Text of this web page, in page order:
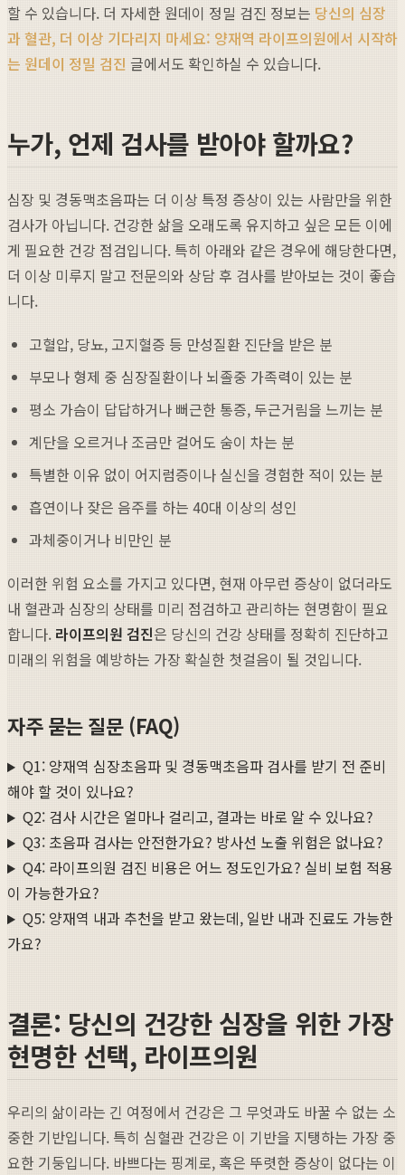
할 수 있습니다. 더 자세한 원데이 정밀 검진 정보는 당신의 심장
과 혈관, 더 이상 기다리지 마세요: 양재역 라이프의원에서 시작하
는 원데이 정밀 검진 글에서도 확인하실 수 있습니다.
누가, 언제 검사를 받아야 할까요?
심장 및 경동맥초음파는 더 이상 특정 증상이 있는 사람만을 위한
검사가 아닙니다. 건강한 삶을 오래도록 유지하고 싶은 모든 이에
게 필요한 건강 점검입니다. 특히 아래와 같은 경우에 해당한다면,
더 이상 미루지 말고 전문의와 상담 후 검사를 받아보는 것이 좋습
니다.
고혈압, 당뇨, 고지혈증 등 만성질환 진단을 받은 분
부모나 형제 중 심장질환이나 뇌졸중 가족력이 있는 분
평소 가슴이 답답하거나 뻐근한 통증, 두근거림을 느끼는 분
계단을 오르거나 조금만 걸어도 숨이 차는 분
특별한 이유 없이 어지럼증이나 실신을 경험한 적이 있는 분
흡연이나 잦은 음주를 하는 40대 이상의 성인
과체중이거나 비만인 분
이러한 위험 요소를 가지고 있다면, 현재 아무런 증상이 없더라도
내 혈관과 심장의 상태를 미리 점검하고 관리하는 현명함이 필요
합니다. 라이프의원 검진은 당신의 건강 상태를 정확히 진단하고
미래의 위험을 예방하는 가장 확실한 첫걸음이 될 것입니다.
자주 묻는 질문 (FAQ)
Q1: 양재역 심장초음파 및 경동맥초음파 검사를 받기 전 준비
해야 할 것이 있나요?
Q2: 검사 시간은 얼마나 걸리고, 결과는 바로 알 수 있나요?
Q3: 초음파 검사는 안전한가요? 방사선 노출 위험은 없나요?
Q4: 라이프의원 검진 비용은 어느 정도인가요? 실비 보험 적용
이 가능한가요?
Q5: 양재역 내과 추천을 받고 왔는데, 일반 내과 진료도 가능한
가요?
결론: 당신의 건강한 심장을 위한 가장
현명한 선택, 라이프의원
우리의 삶이라는 긴 여정에서 건강은 그 무엇과도 바꿀 수 없는 소
중한 기반입니다. 특히 심혈관 건강은 이 기반을 지탱하는 가장 중
요한 기둥입니다. 바쁘다는 핑계로, 혹은 뚜렷한 증상이 없다는 이